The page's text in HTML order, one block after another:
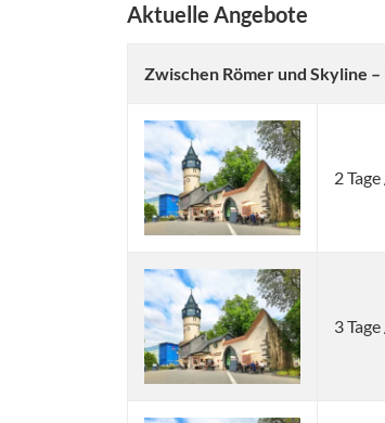
Aktuelle Angebote
Zwischen Römer und Skyline
2
3